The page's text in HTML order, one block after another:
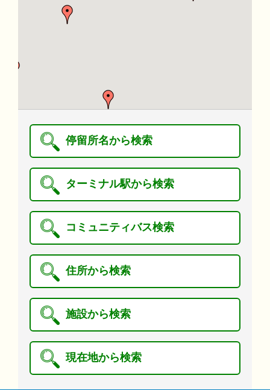
停留所名から検索
ターミナル駅から検索
コミュニティバス検索
住所から検索
施設から検索
現在地から検索